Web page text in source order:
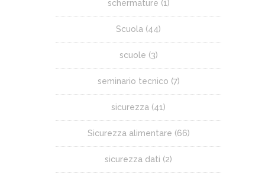
schermature (1)
Scuola (44)
scuole (3)
seminario tecnico (7)
sicurezza (41)
Sicurezza alimentare (66)
sicurezza dati (2)